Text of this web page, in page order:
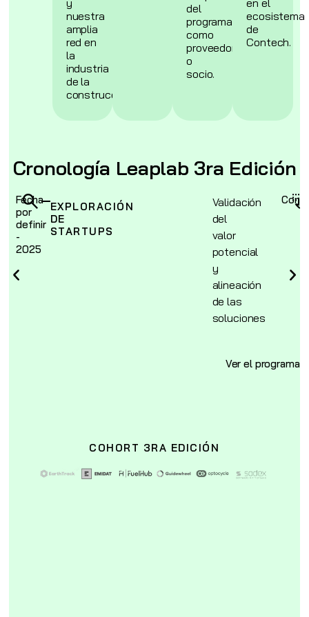
nuestra
amplia
red en
la
industria
de la
construcción.
del
programa
como
proveedor
o
socio.
ecosistema
de
Contech.
Cronología Leaplab 3ra Edición
Fecha
por
definir
-
2025
EXPLORACIÓN
DE
STARTUPS
Validación
del
valor
potencial
y
alineación
de las
soluciones
Ver el programa
COHORT 3RA EDICIÓN